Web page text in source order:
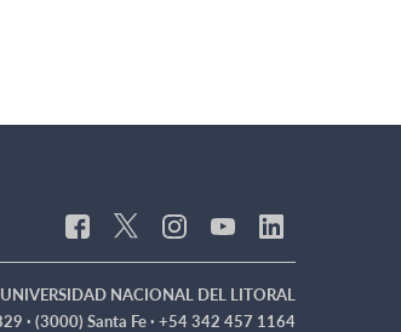
NACIONAL DEL LITORAL
· (3000) Santa Fe · +54 342 457 1164